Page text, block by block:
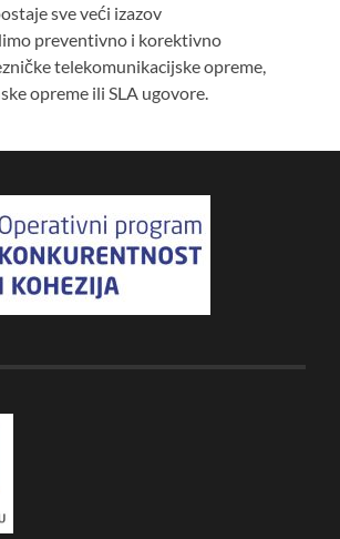
sve veći izazov
preventivno i korektivno
telekomunikacijske opreme,
opreme ili SLA ugovore.